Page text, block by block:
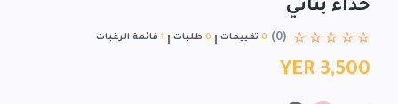
حذاء بناتي
(0)
0 تقييمات 0 طلبات 1 قائمة الرغبات
YER 3,500